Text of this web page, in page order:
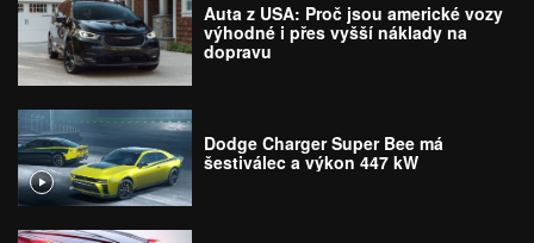
Auta z USA: Proč jsou americké vozy
výhodné i přes vyšší náklady na
dopravu
Dodge Charger Super Bee má
šestiválec a výkon 447 kW